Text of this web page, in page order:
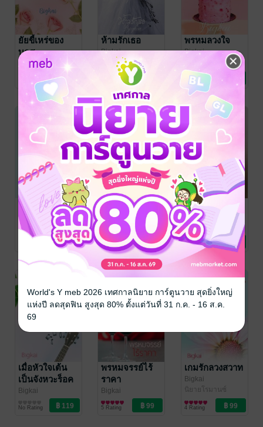
ยัยขี้เหร่ของ
บอส
Bigkai
นิยายโรมานซ์
10 Rating
ห้ามรักเธอ
Bigkai
นิยายรัก
7 Rating
พรหมลวงใจ
Bigkai
นิยายรัก
13 Rating
หอมปรารถนา
Bigkai
นิยายรัก
ใช้หนี้สวาท
Bigkai
นิยายโรมานซ์
185 Rating
ทูนหัวของเมีย
Bigkai
นิยายโรมานซ์
8 Rating
เมื่อหัวใจเต้น
เป็นจังหวะร็อค
Bigkai
No Rating
พรหมจรรย์ไร้
ราคา
Bigkai
นิยายโรมานซ์
5 Rating
เกมรักลวงสวาท
Bigkai
นิยายโรมานซ์
4 Rating
World's Y meb 2026 เทศกาลนิยาย การ์ตูนวาย สุดยิ่งใหญ่
แห่งปี ลดสุดฟิน สูงสุด 80% ตั้งแต่วันที่ 31 ก.ค. - 16 ส.ค.
69